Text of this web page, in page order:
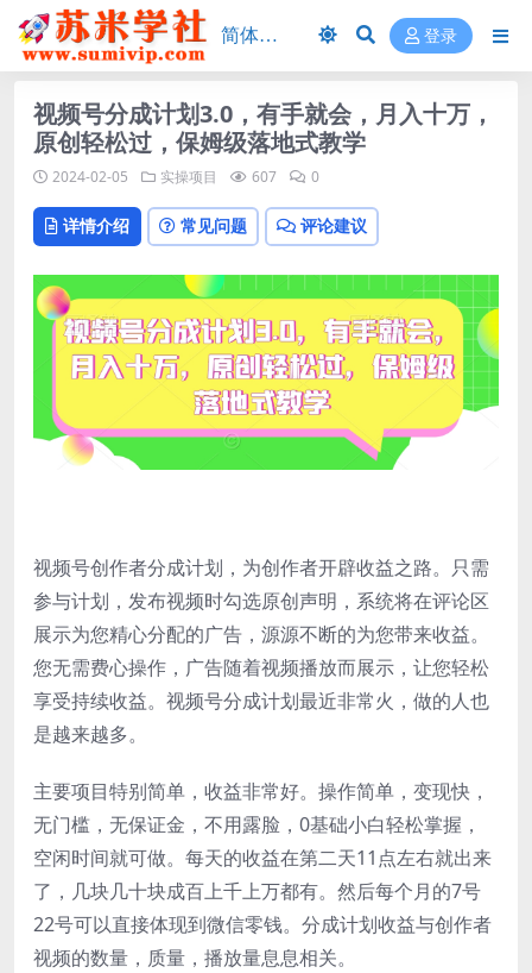
登录
视频号分成计划3.0，有手就会，月入十万，
原创轻松过，保姆级落地式教学
2024-02-05 实操项目 607 0
详情介绍 常见问题 评论建议
视频号创作者分成计划，为创作者开辟收益之路。只需
参与计划，发布视频时勾选原创声明，系统将在评论区
展示为您精心分配的广告，源源不断的为您带来收益。
您无需费心操作，广告随着视频播放而展示，让您轻松
享受持续收益。视频号分成计划最近非常火，做的人也
是越来越多。
主要项目特别简单，收益非常好。操作简单，变现快，
无门槛，无保证金，不用露脸，0基础小白轻松掌握，
空闲时间就可做。每天的收益在第二天11点左右就出来
了，几块几十块成百上千上万都有。然后每个月的7号
22号可以直接体现到微信零钱。分成计划收益与创作者
视频的数量，质量，播放量息息相关。